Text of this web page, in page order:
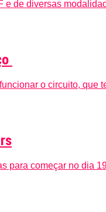
de diversas
o circuito, que
começar no dia